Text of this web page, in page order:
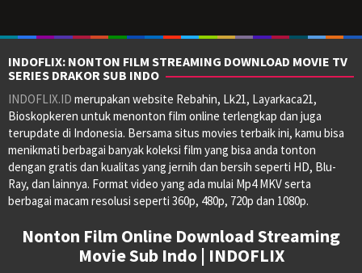
INDOFLIX: NONTON FILM STREAMING DOWNLOAD MOVIE TV
SERIES DRAKOR SUB INDO
INDOFLIX.ID merupakan website Rebahin, Lk21, Layarkaca21,
Bioskopkeren untuk menonton film online terlengkap dan juga
terupdate di Indonesia. Bersama situs movies terbaik ini, kamu bisa
menikmati berbagai banyak koleksi film yang bisa anda tonton
dengan gratis dan kualitas yang jernih dan bersih seperti HD, Blu-
Ray, dan lainnya. Format video yang ada mulai Mp4 MKV serta
berbagai macam resolusi seperti 360p, 480p, 720p dan 1080p.
Nonton Film Online Download Streaming
Movie Sub Indo | INDOFLIX